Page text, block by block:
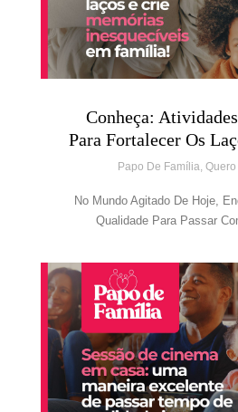
Conheça:
Para Fortalecer Os
Papo De Família,
No Mundo Agitado De Hoje,
Qualidade Para Passar